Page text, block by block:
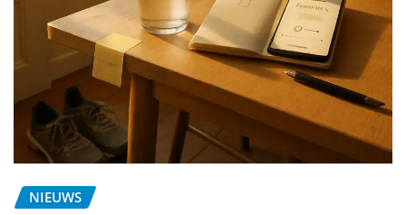
NIEUWS